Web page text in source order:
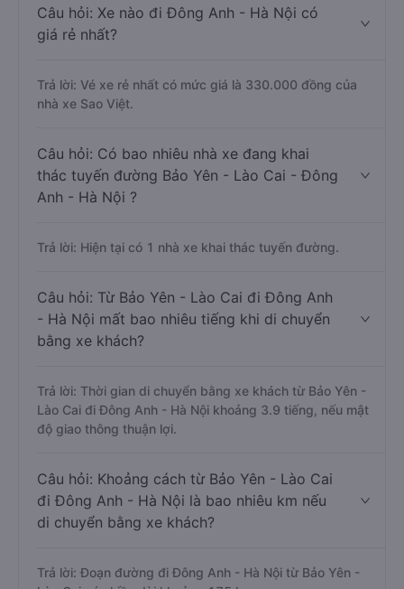
Câu hỏi: Xe nào đi Đông Anh - Hà Nội có
giá rẻ nhất?
Trả lời: Vé xe rẻ nhất có mức giá là 330.000 đồng của
nhà xe Sao Việt.
Câu hỏi: Có bao nhiêu nhà xe đang khai
thác tuyến đường Bảo Yên - Lào Cai - Đông
Anh - Hà Nội ?
Trả lời: Hiện tại có 1 nhà xe khai thác tuyến đường.
Câu hỏi: Từ Bảo Yên - Lào Cai đi Đông Anh
- Hà Nội mất bao nhiêu tiếng khi di chuyển
bằng xe khách?
Trả lời: Thời gian di chuyển bằng xe khách từ Bảo Yên -
Lào Cai đi Đông Anh - Hà Nội khoảng 3.9 tiếng, nếu mật
độ giao thông thuận lợi.
Câu hỏi: Khoảng cách từ Bảo Yên - Lào Cai
đi Đông Anh - Hà Nội là bao nhiêu km nếu
di chuyển bằng xe khách?
Trả lời: Đoạn đường đi Đông Anh - Hà Nội từ Bảo Yên -